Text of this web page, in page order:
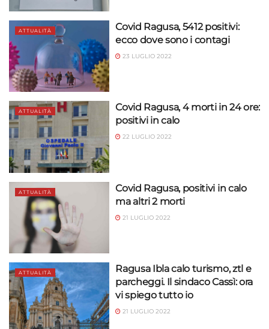
ATTUALITÀ
Covid Ragusa, 5412 positivi:
ecco dove sono i contagi
23 LUGLIO 2022
ATTUALITÀ
Covid Ragusa, 4 morti in 24 ore:
positivi in calo
22 LUGLIO 2022
ATTUALITÀ
Covid Ragusa, positivi in calo
ma altri 2 morti
21 LUGLIO 2022
ATTUALITÀ
Ragusa Ibla calo turismo, ztl e
parcheggi. Il sindaco Cassì: ora
vi spiego tutto io
21 LUGLIO 2022